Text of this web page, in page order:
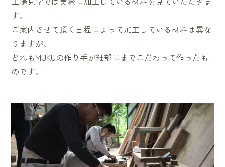
す。
ご案内させて頂く日程によって加工している材料は異な
りますが、
どれもMUKUの作り手が細部にまでこだわって作ったも
のです。